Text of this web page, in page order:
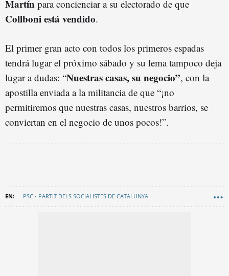
Martín para concienciar a su electorado de que
Collboni está vendido.
El primer gran acto con todos los primeros espadas
tendrá lugar el próximo sábado y su lema tampoco deja
lugar a dudas: “Nuestras casas, su negocio”, con la
apostilla enviada a la militancia de que “¡no
permitiremos que nuestras casas, nuestros barrios, se
conviertan en el negocio de unos pocos!”.
PSC - PARTIT DELS SOCIALISTES DE CATALUNYA